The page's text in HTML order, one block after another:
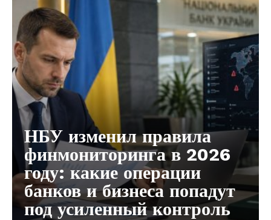
НБУ изменил правила
финмониторинга в 2026
году: какие операции
банков и бизнеса попадут
под усиленный контроль